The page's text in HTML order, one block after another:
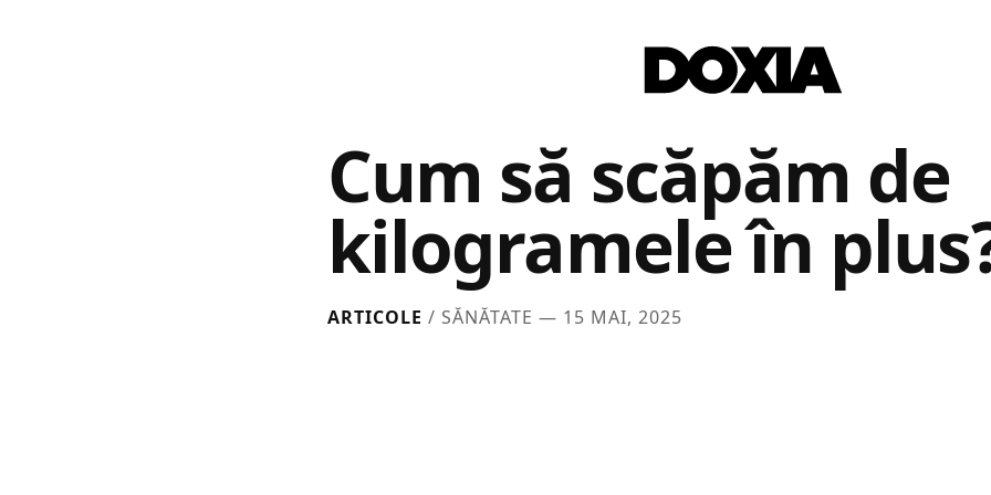
Cum să scăpăm de
kilogramele în
ARTICOLE / SĂNĂTATE — 15 MAI, 2025